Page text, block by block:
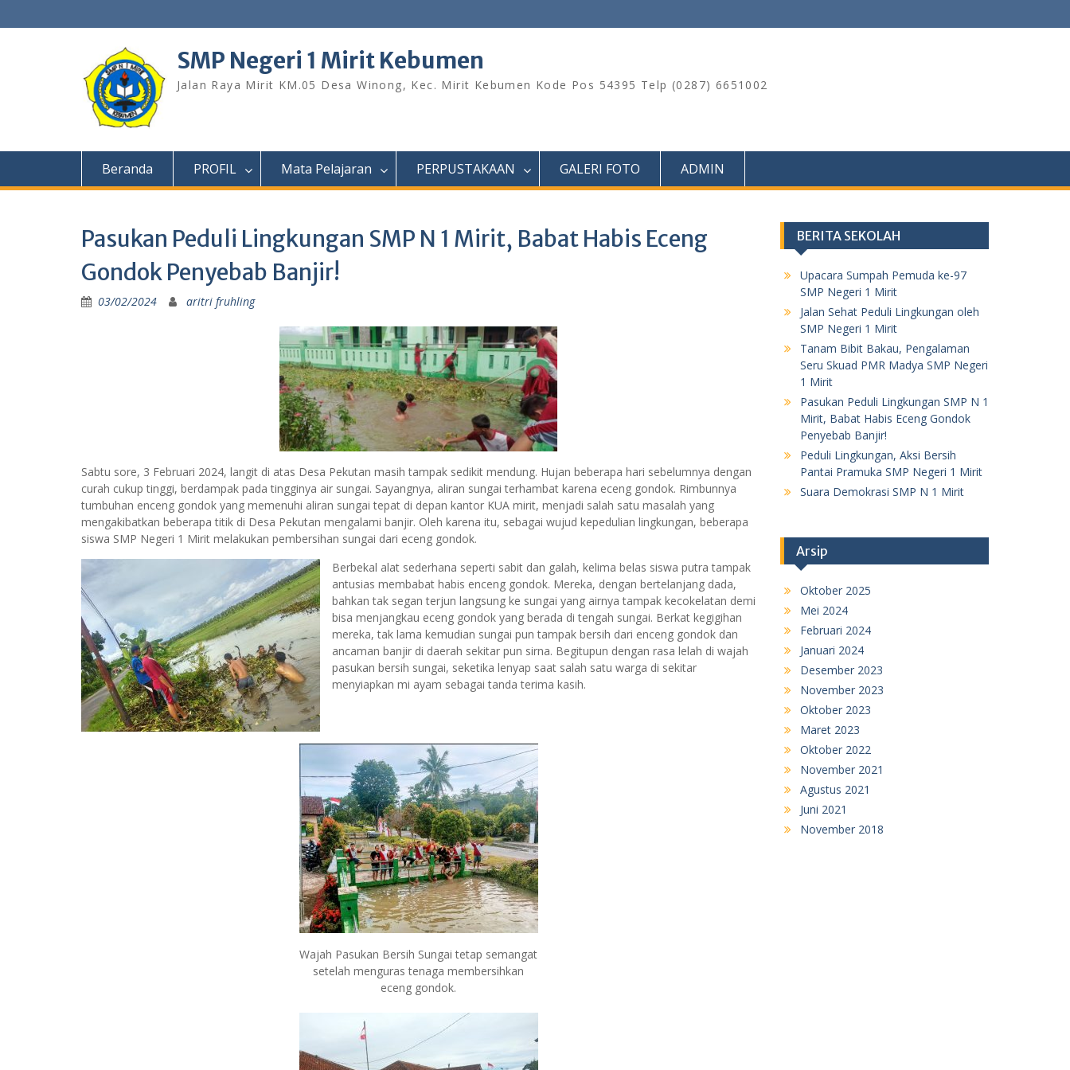
k
n
SMP Negeri 1 Mirit Kebumen
Jalan Raya Mirit KM.05 Desa Winong, Kec. Mirit Kebumen Kode Pos 54395 Telp (0287) 6651002
Beranda PROFIL Mata Pelajaran PERPUSTAKAAN GALERI FOTO ADMIN
Pasukan Peduli Lingkungan SMP N 1 Mirit, Babat Habis Eceng
Gondok Penyebab Banjir!
03/02/2024 aritri fruhling
Sabtu sore, 3 Februari 2024, langit di atas Desa Pekutan masih tampak sedikit mendung. Hujan beberapa hari sebelumnya dengan
curah cukup tinggi, berdampak pada tingginya air sungai. Sayangnya, aliran sungai terhambat karena eceng gondok. Rimbunnya
tumbuhan enceng gondok yang memenuhi aliran sungai tepat di depan kantor KUA mirit, menjadi salah satu masalah yang
mengakibatkan beberapa titik di Desa Pekutan mengalami banjir. Oleh karena itu, sebagai wujud kepedulian lingkungan, beberapa
siswa SMP Negeri 1 Mirit melakukan pembersihan sungai dari eceng gondok.
Berbekal alat sederhana seperti sabit dan galah, kelima belas siswa putra tampak
antusias membabat habis enceng gondok. Mereka, dengan bertelanjang dada,
bahkan tak segan terjun langsung ke sungai yang airnya tampak kecokelatan demi
bisa menjangkau eceng gondok yang berada di tengah sungai. Berkat kegigihan
mereka, tak lama kemudian sungai pun tampak bersih dari enceng gondok dan
ancaman banjir di daerah sekitar pun sirna. Begitupun dengan rasa lelah di wajah
pasukan bersih sungai, seketika lenyap saat salah satu warga di sekitar
menyiapkan mi ayam sebagai tanda terima kasih.
Wajah Pasukan Bersih Sungai tetap semangat
setelah menguras tenaga membersihkan
eceng gondok.
BERITA SEKOLAH
Upacara Sumpah Pemuda ke-97
SMP Negeri 1 Mirit
Jalan Sehat Peduli Lingkungan oleh
SMP Negeri 1 Mirit
Tanam Bibit Bakau, Pengalaman
Seru Skuad PMR Madya SMP Negeri
1 Mirit
Pasukan Peduli Lingkungan SMP N 1
Mirit, Babat Habis Eceng Gondok
Penyebab Banjir!
Peduli Lingkungan, Aksi Bersih
Pantai Pramuka SMP Negeri 1 Mirit
Suara Demokrasi SMP N 1 Mirit
Arsip
Oktober 2025
Mei 2024
Februari 2024
Januari 2024
Desember 2023
November 2023
Oktober 2023
Maret 2023
Oktober 2022
November 2021
Agustus 2021
Juni 2021
November 2018